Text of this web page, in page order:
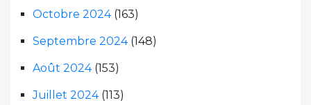
Octobre 2024(163)
Septembre 2024(148)
Août 2024(153)
Juillet 2024(113)